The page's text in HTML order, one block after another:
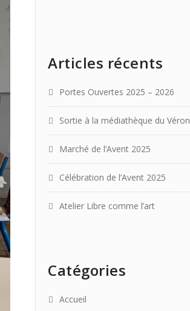
Articles récents
Portes Ouvertes 2025 – 2026
Sortie à la médiathèque du Véron
Marché de l’Avent 2025
Célébration de l’Avent 2025
Atelier Libre comme l’art
Catégories
Accueil